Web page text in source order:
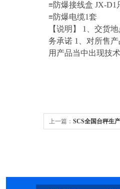
≡防爆接线盒 JX-D1
≡防爆电缆1套
【说明】
1
、交货
务承诺 1
、对所售
用产品当中出现技
上一篇： SCS全国台秤生